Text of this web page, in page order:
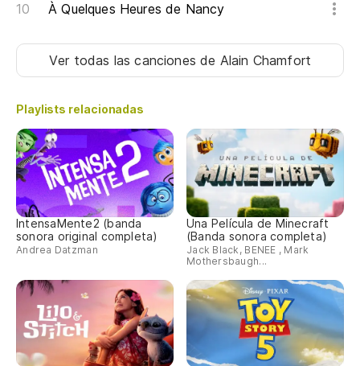
À Quelques Heures de Nancy
Ver todas las cancionesde Alain Chamfort
Playlists relacionadas
IntensaMente2 (banda
sonora original completa)
Andrea Datzman
Una Película de Minecraft
(Banda sonora completa)
Jack Black, BENEE , Mark
Mothersbaugh...